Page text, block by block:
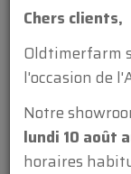
Chers clients,
Oldtimerfarm
l'occasion de
Notre
lundi 10 août
horaires